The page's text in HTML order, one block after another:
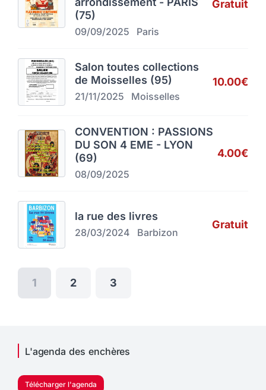
(75)
09/09/2025 Paris
Gratuit
Salon toutes collections
de Moisselles (95)
21/11/2025 Moisselles
10.00€
CONVENTION : PASSIONS
DU SON 4 EME - LYON
(69)
08/09/2025
4.00€
la rue des livres
28/03/2024 Barbizon
Gratuit
1 2 3
L'agenda des enchères
Télécharger l'agenda